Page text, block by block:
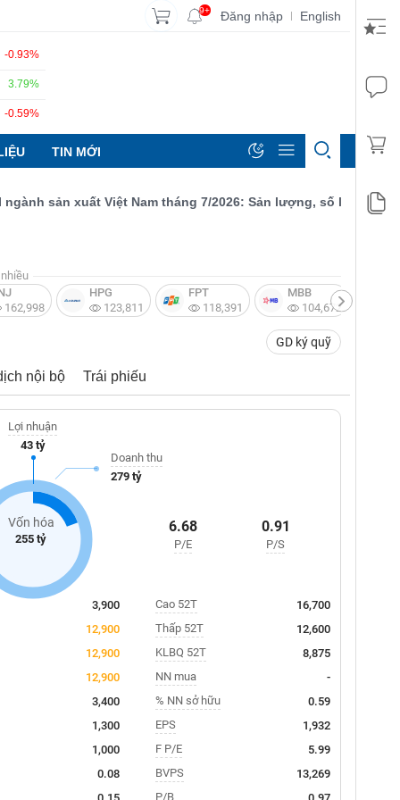
9+ Đăng nhập | English
-0.93%
3.79%
-0.59%
TIN MỚI
sản xuất Việt Nam tháng 7/2026: Sản lượng, số lượng đơn
162,998
HPG
123,811
FPT
118,391
MBB
104,672
GD ký quỹ
nội bộ Trái phiếu
Vốn hóa
255 tỷ
Lợi nhuận
43 tỷ
Doanh thu
279 tỷ
6.68
P/E
0.91
P/S
3,900
12,900
12,900
12,900
3,400
1,300
1,000
0.08
0.15
Cao 52T
16,700
Thấp 52T
12,600
KLBQ 52T
8,875
NN mua
-
% NN sở hữu
0.59
EPS
1,932
F P/E
5.99
BVPS
13,269
P/B
0.97